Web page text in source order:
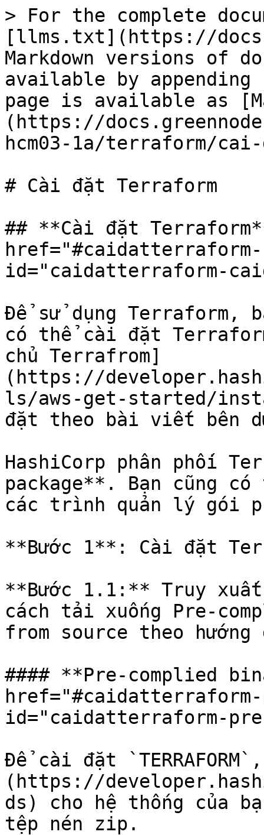
> For the complete
[llms.txt](https://
Markdown versions of
available by
page is available as
(https://
hcm03-1a/terraform/
# Cài đặt Terraform
## **Cài đặt
id="caidatterraform-
Để sử dụng Terraform,
có thể cài đặt
chủ Terrafrom]
(https://
ls/aws-get-started/
đặt theo bài viết bên
HashiCorp phân phối
package**. Bạn cũng
các trình quản lý gói
**Bước 1**: Cài đặt
**Bước 1.1:** Truy xuất
cách tải xuống Pre-
from source theo
#### **Pre-complied
id="caidatterraform-
Để cài đặt
(https://
ds) cho hệ thống của
tệp nén zip.